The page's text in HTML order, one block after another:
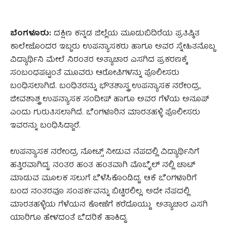
ಬೆಂಗಳೂರು:ದಕ್ಷಿಣ ಕನ್ನಡ ಜಿಲ್ಲೆಯ ಮೂಡುಬಿದಿರೆಯ ಪ್ರತಿಷ್ಠಿತ
ಕಾಲೇಜೊಂದರ ಇಬ್ಬರು ಉಪನ್ಯಾಸಕರು ಹಾಗೂ ಅವರ ಸ್ನೇಹಿತನೊಬ್ಬ
ವಿದ್ಯಾರ್ಥಿನಿ ಮೇಲೆ ನಿರಂತರ ಅತ್ಯಾಚಾರ ಎಸಗಿದ ಪ್ರಕರಣಕ್ಕೆ
ಸಂಬಂಧಪಟ್ಟಂತೆ ಮೂವರು ಆರೋಪಿಗಳನ್ನು ಪೊಲೀಸರು
ಬಂಧಿಸಲಾಗಿದೆ. ಬಂಧಿತರನ್ನು ಭೌತಶಾಸ್ತ್ರ ಉಪನ್ಯಾಸಕ ನರೇಂದ್ರ,
ಜೀವಶಾಶ್ತ್ರ ಉಪನ್ಯಾಸಕ ಸಂದೀಪ್ ಹಾಗೂ ಅವರ ಗೆಳೆಯ ಅನೂಪ್
ಎಂದು ಗುರುತಿಸಲಾಗಿದೆ. ಬೆಂಗಳೂರಿನ ಮಾರತಹಳ್ಳಿ ಪೊಲೀಸರು
ಇವರನ್ನು ಬಂಧಿಸಿದ್ದಾರೆ.
ಉಪನ್ಯಾಸಕ ನರೇಂದ್ರ ನೋಟ್ಸ್ ನೀಡುವ ನೆಪದಲ್ಲಿ ವಿದ್ಯಾರ್ಥಿನಿಗೆ
ಹತ್ತಿರವಾಗಿದ್ದ. ನಂತರ ಹಂತ ಹಂತವಾಗಿ ಮೊಬೈಲ್‌ ನಲ್ಲಿ ಚಾಟ್‌
ಮಾಡುವ ಮೂಲಕ ಸಲುಗೆ ಬೆಳೆಸಿಕೊಂಡಿದ್ದ. ಆಕೆ ಬೆಂಗಳೂರಿಗೆ
ಬಂದ ನಂತರವೂ ಸಂಪರ್ಕವನ್ನು ಬಿಟ್ಟಿರಲಿಲ್ಲ. ಅದೇ ನೆಪದಲ್ಲಿ
ಮಾರತಹಳ್ಳಿಯ ಗೆಳೆಯನ ಕೋಣೆಗೆ ಕರೆದೊಯ್ದು ಅತ್ಯಾಚಾರ ಎಸಗಿ
ಯಾರಿಗೂ ಹೇಳದಂತೆ ಬೆದರಿಕೆ ಹಾಕಿದ್ದ.